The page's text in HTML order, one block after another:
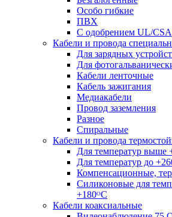
Особо гибкие
ПВХ
С одобрением UL/CSA
Кабели и провода
Для зарядных
Для
Кабели ленточные
Кабель зажигания
Медиакабели
Провод заземления
Разное
Спиральные
Кабели и провода
Для температур выше
Для температур до
Компенсационные,
Силиконовые для
+180ᴼС
Кабели коаксиальные